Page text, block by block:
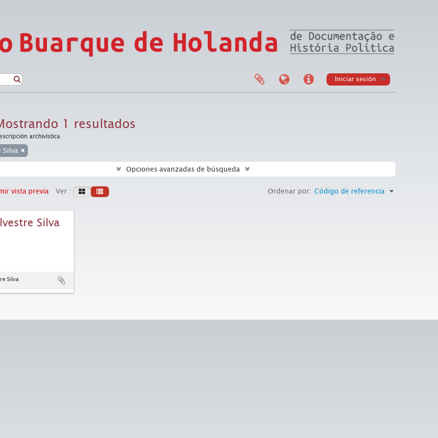
Iniciar sesión
1 resultados
archivística
Silva
Opciones avanzadas de búsqueda
vista previa Ver : Ordenar por: Código de referencia
Silva
Silva